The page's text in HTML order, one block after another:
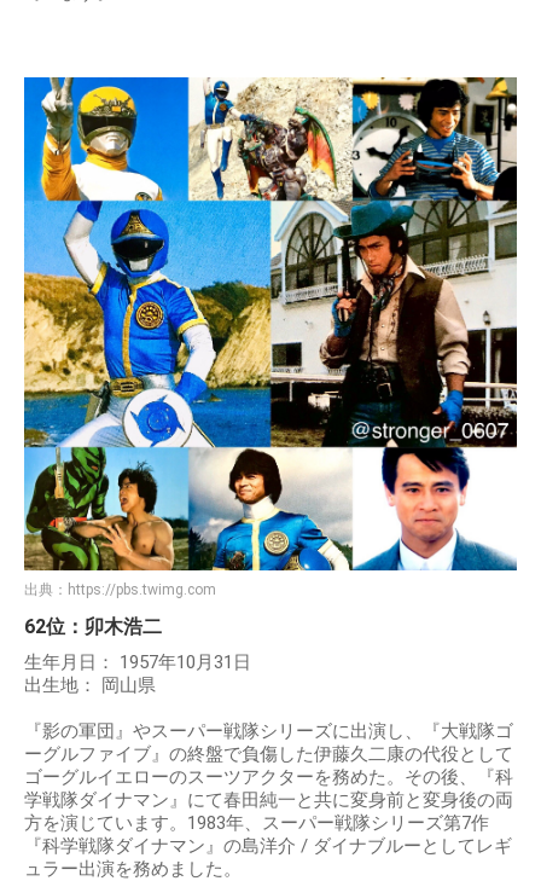
出典： https://pbs.twimg.com
62位：卯木浩二
生年月日： 1957年10月31日
出生地： 岡山県
『影の軍団』やスーパー戦隊シリーズに出演し、『大戦隊ゴ
ーグルファイブ』の終盤で負傷した伊藤久二康の代役として
ゴーグルイエローのスーツアクターを務めた。その後、『科
学戦隊ダイナマン』にて春田純一と共に変身前と変身後の両
方を演じています。1983年、スーパー戦隊シリーズ第7作
『科学戦隊ダイナマン』の島洋介 / ダイナブルーとしてレギ
ュラー出演を務めました。